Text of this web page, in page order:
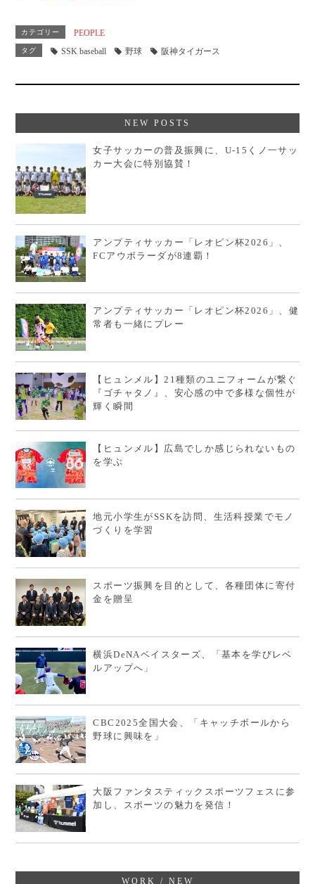
bo
ok
カテゴリー PEOPLE
タグ SSK baseball 野球 阪神タイガース
NEW POSTS
女子サッカーの普及振興に、U-15くノ一サッ
カー大会に特別協賛！
アンプティサッカー「レオピン杯2026」、
FCアウボラーダが8連覇！
アンプティサッカー「レオピン杯2026」、健
常者も一緒にプレー
【ヒュンメル】21種類のユニフォームが繋ぐ
『ゴチャタノ』、安心感の中で多様な個性が
輝く瞬間
【ヒュンメル】広島でしか感じられないもの
を学ぶ
地元小学生がSSKを訪問、生活科授業でモノ
づくりを学習
スポーツ振興を目的として、各種団体に寄付
金を贈呈
横浜DeNAベイスターズ、「基本を学びレベ
ルアップへ」
CBC2025全国大会、「キャッチボールから
野球に興味を」
大阪ファンタスティックスポーツフェスに参
加し、スポーツの魅力を発信！
WORK / NEW